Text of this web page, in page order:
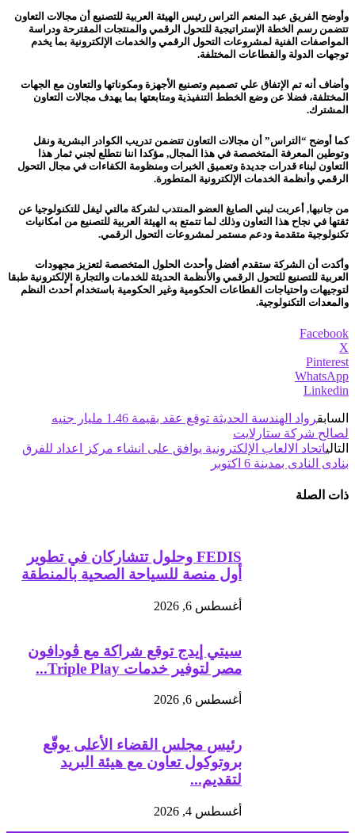
وأوضح الفريق عبد المنعم التراس رئيس الهيئة العربية للتصنيع أن مجالات التعاون
تتضمن رسم الخطة الإستراتيجية للتحول الرقمي والمنتجات المقترحة ودراسة
المواصفات الفنية لمشروعات التحول الرقمي والخدمات الإلكترونية بما يخدم
توجهات الدولة والقطاعات المختلفة.
وأضاف أنه تم الإتفاق علي تصميم وتصنيع الأجهزة ومكوناتها والتعاون مع الجهات
المختلفة، فضلا عن وضع الخطط التنفيذية ومتابعتها بما يهدف مجالات التعاون
المشترك.
كما أوضح “التراس” أن مجالات التعاون تتضمن تدريب الكوادر البشرية ونقل
وتوطين المعرفة المتخصصة في هذا المجال, مؤكدا اننا نتطلع لجني ثمار هذا
التعاون لبناء قدرات جديدة وتعميق الخبرات ومنظومة الكفاءات في مجال التحول
الرقمي وأنظمة الخدمات الإلكترونية المتطورة.
من جانبها, أعربت لبني الصايغ العضو المنتدب لشركة مالتي ليفل للتكنولوجيا عن
ثقتها في نجاح هذا التعاون وذلك لما تتمتع به الهيئة العربية للتصنيع من امكانيات
تكنولوجية متقدمة ودعم مستمر لمشروعات التحول الرقمي.
وأكدت أن الشركة ستقدم أفضل وأحدث الحلول المتخصصة لتعزيز مجهودات
العربية للتصنيع للتحول الرقمي والأنظمة الحديثة للخدمات والتجارة الإلكترونية طبقا
لتوجيهات واحتياجات القطاعات الحكومية وغير الحكومية باستخدام أحدث النظم
والمعدات التكنولوجية.
Facebook
X
Pinterest
WhatsApp
Linkedin
السابق
رواد الهندسة الحديثة توقع عقد بقيمة 1.46 مليار جنيه
لصالح شركة ستارلايت
التالياتحاد الالعاب الإلكترونية يوافق على انشاء مركز اعداد للفرق
بنادى النادى بمدينة 6 اكتوبر
ذات الصلة
FEDIS وحلول تتشاركان في تطوير
أول منصة للسياحة الصحية بالمنطقة
أغسطس 6, 2026
سيتي إيدج توقع شراكة مع ڤودافون
مصر لتوفير خدمات Triple Play...
أغسطس 6, 2026
رئيس مجلس القضاء الأعلى يوقّع
بروتوكول تعاون مع هيئة البريد
لتقديم...
أغسطس 4, 2026